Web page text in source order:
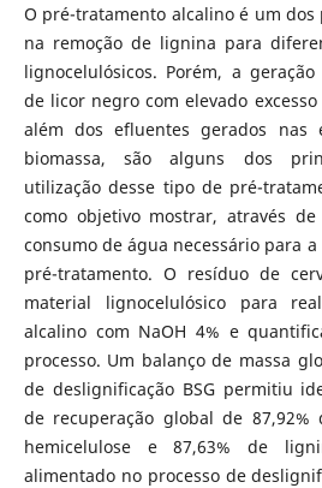
O pré-tratamento alcalino é um dos
na remoção de lignina para
lignocelulósicos. Porém, a
de licor negro com elevado
além dos efluentes gerados nas
biomassa, são alguns dos
utilização desse tipo de pré-
como objetivo mostrar, através
consumo de água necessário para
pré-tratamento. O resíduo de
material lignocelulósico para
alcalino com NaOH 4% e
processo. Um balanço de massa
de deslignificação BSG permitiu
de recuperação global de 87,92%
hemicelulose e 87,63% de
alimentado no processo de